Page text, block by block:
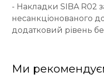
- Накладки SIBA R02
несанкціонованого
додатковий рівень
Ми